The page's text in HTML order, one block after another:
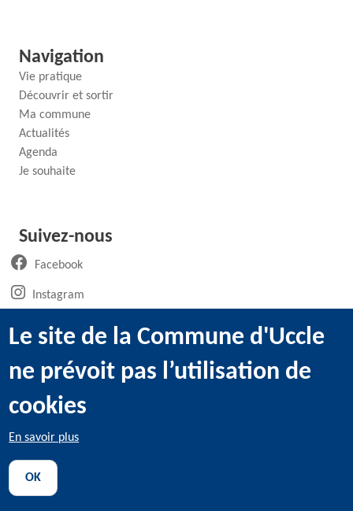
Navigation
Vie pratique
Découvrir et sortir
Ma commune
Actualités
Agenda
Je souhaite
Suivez-nous
Facebook(ouvre un nouvel onglet)
Instagram(ouvre un nouvel onglet)
LinkedIn
Youtube(ouvre un nouvel onglet)
@2022 Administration communale d’Uccle -
Utilisation des cookies
Le site de la Commune d'Uccle
ne prévoit pas l’utilisation de
cookies
En savoir plus
OK